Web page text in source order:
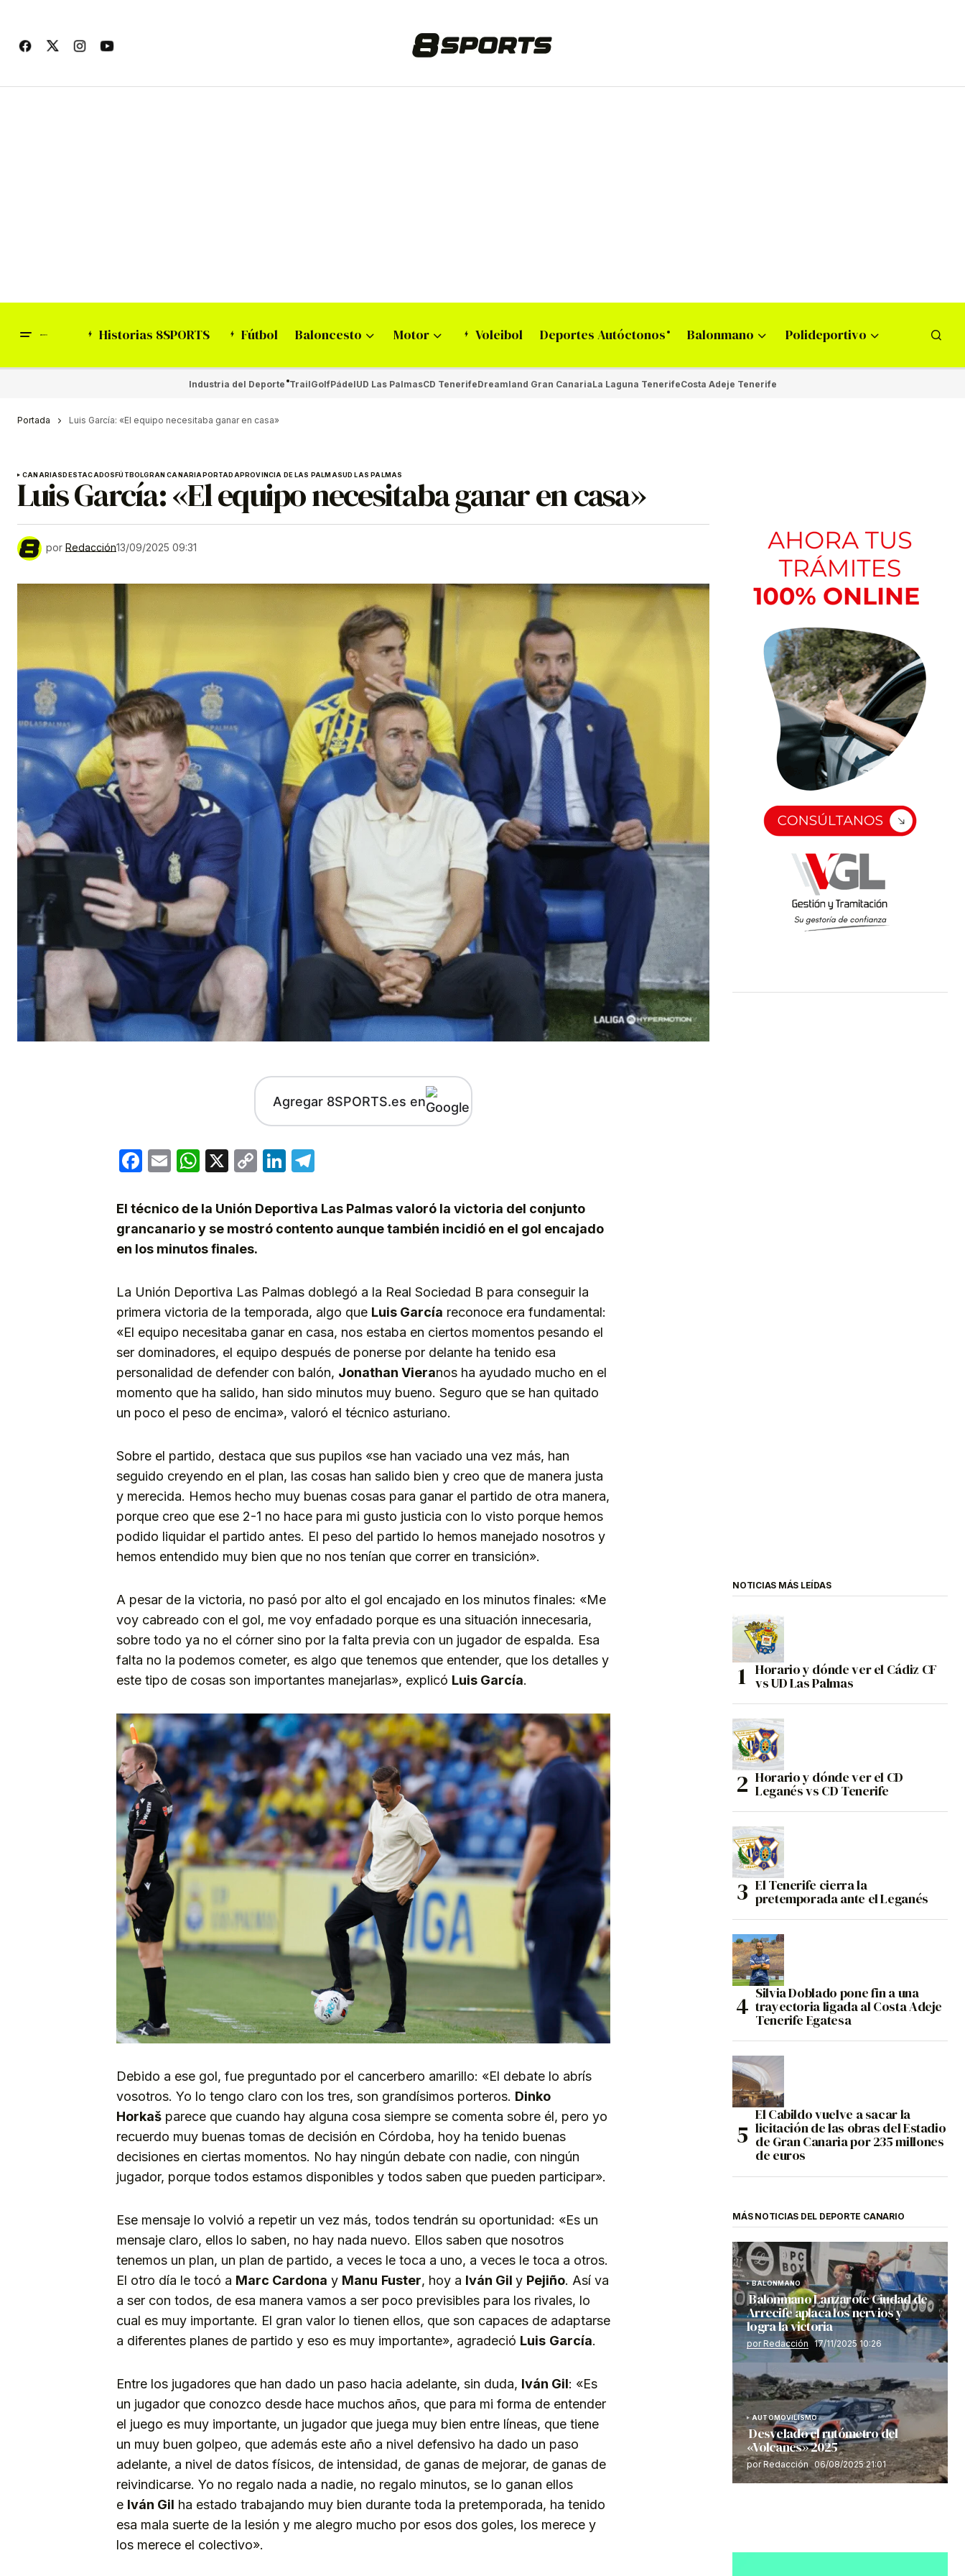
Historias 8SPORTS Fútbol Baloncesto Motor Voleibol Deportes Autóctonos Balonmano Polideportivo
Industria del Deporte TrailGolfPádelUD Las PalmasCD TenerifeDreamland Gran CanariaLa Laguna TenerifeCosta Adeje Tenerife
Portada Luis García: «El equipo necesitaba ganar en casa»
CANARIASDESTACADOSFÚTBOLGRAN CANARIAPORTADAPROVINCIA DE LAS PALMASUD LAS PALMAS
Luis García: «El equipo necesitaba ganar en casa»
por Redacción13/09/2025 09:31
Agregar 8SPORTS.es en
Facebook
EmailWhatsApp
X
CopyLinkedIn
El técnico de la Unión Deportiva Las Palmas valoró la victoria del conjunto
grancanario y se mostró contento aunque también incidió en el gol encajado
en los minutos finales.
La Unión Deportiva Las Palmas doblegó a la Real Sociedad B para conseguir la
primera victoria de la temporada, algo que Luis García reconoce era fundamental:
«El equipo necesitaba ganar en casa, nos estaba en ciertos momentos pesando el
ser dominadores, el equipo después de ponerse por delante ha tenido esa
personalidad de defender con balón, Jonathan Vieranos ha ayudado mucho en el
momento que ha salido, han sido minutos muy bueno. Seguro que se han quitado
un poco el peso de encima», valoró el técnico asturiano.
Sobre el partido, destaca que sus pupilos «se han vaciado una vez más, han
seguido creyendo en el plan, las cosas han salido bien y creo que de manera justa
y merecida. Hemos hecho muy buenas cosas para ganar el partido de otra manera,
porque creo que ese 2-1 no hace para mi gusto justicia con lo visto porque hemos
podido liquidar el partido antes. El peso del partido lo hemos manejado nosotros y
hemos entendido muy bien que no nos tenían que correr en transición».
A pesar de la victoria, no pasó por alto el gol encajado en los minutos finales: «Me
voy cabreado con el gol, me voy enfadado porque es una situación innecesaria,
sobre todo ya no el córner sino por la falta previa con un jugador de espalda. Esa
falta no la podemos cometer, es algo que tenemos que entender, que los detalles y
este tipo de cosas son importantes manejarlas», explicó Luis García.
Debido a ese gol, fue preguntado por el cancerbero amarillo: «El debate lo abrís
vosotros. Yo lo tengo claro con los tres, son grandísimos porteros. Dinko
Horkaš parece que cuando hay alguna cosa siempre se comenta sobre él, pero yo
recuerdo muy buenas tomas de decisión en Córdoba, hoy ha tenido buenas
decisiones en ciertas momentos. No hay ningún debate con nadie, con ningún
jugador, porque todos estamos disponibles y todos saben que pueden participar».
Ese mensaje lo volvió a repetir un vez más, todos tendrán su oportunidad: «Es un
mensaje claro, ellos lo saben, no hay nada nuevo. Ellos saben que nosotros
tenemos un plan, un plan de partido, a veces le toca a uno, a veces le toca a otros.
El otro día le tocó a Marc Cardona y Manu Fuster, hoy a Iván Gil y Pejiño. Así va
a ser con todos, de esa manera vamos a ser poco previsibles para los rivales, lo
cual es muy importante. El gran valor lo tienen ellos, que son capaces de adaptarse
a diferentes planes de partido y eso es muy importante», agradeció Luis García.
Entre los jugadores que han dado un paso hacia adelante, sin duda, Iván Gil: «Es
un jugador que conozco desde hace muchos años, que para mi forma de entender
el juego es muy importante, un jugador que juega muy bien entre líneas, que tiene
un muy buen golpeo, que además este año a nivel defensivo ha dado un paso
adelante, a nivel de datos físicos, de intensidad, de ganas de mejorar, de ganas de
reivindicarse. Yo no regalo nada a nadie, no regalo minutos, se lo ganan ellos
e Iván Gil ha estado trabajando muy bien durante toda la pretemporada, ha tenido
esa mala suerte de la lesión y me alegro mucho por esos dos goles, los merece y
los merece el colectivo».
NOTICIAS MÁS LEÍDAS
Horario y dónde ver el Cádiz CF
vs UD Las Palmas
Horario y dónde ver el CD
Leganés vs CD Tenerife
El Tenerife cierra la
pretemporada ante el Leganés
Silvia Doblado pone fin a una
trayectoria ligada al Costa Adeje
Tenerife Egatesa
El Cabildo vuelve a sacar la
licitación de las obras del Estadio
de Gran Canaria por 235 millones
de euros
MÁS NOTICIAS DEL DEPORTE CANARIO
BALONMANO
Balonmano Lanzarote Ciudad de
Arrecife aplaca los nervios y
logra la victoria
por Redacción 17/11/2025 10:26
AUTOMOVILISMO
Desvelado el rutómetro del
«Volcanes» 2025
por Redacción 06/08/2025 21:01